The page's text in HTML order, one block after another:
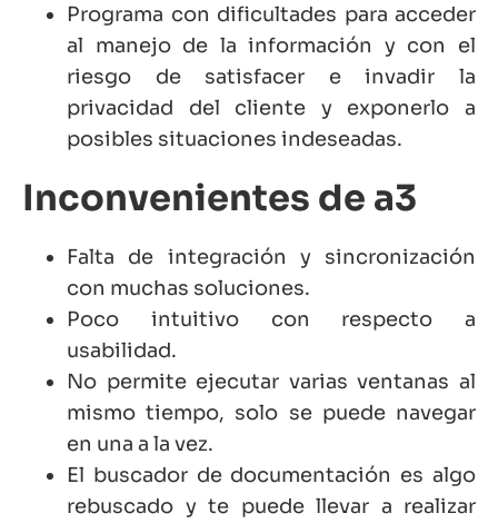
Programa con dificultades para acceder
al manejo de la información y con el
riesgo de satisfacer e invadir la
privacidad del cliente y exponerlo a
posibles situaciones indeseadas.
Inconvenientes de a3
Falta de integración y sincronización
con muchas soluciones.
Poco intuitivo con respecto a
usabilidad.
No permite ejecutar varias ventanas al
mismo tiempo, solo se puede navegar
en una a la vez.
El buscador de documentación es algo
rebuscado y te puede llevar a realizar